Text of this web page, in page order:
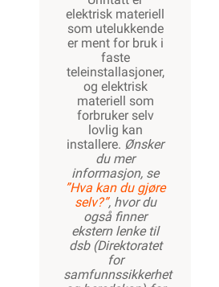
elektrisk materiell
som utelukkende
er ment for bruk i
faste
teleinstallasjoner,
og elektrisk
materiell som
forbruker selv
lovlig kan
installere. Ønsker
du mer
informasjon, se
”Hva kan du gjøre
selv?”, hvor du
også finner
ekstern lenke til
dsb (Direktoratet
for
samfunnssikkerhet